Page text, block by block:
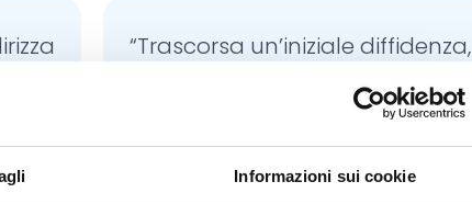
Informazioni sui cookie
di
“Trascorsa un’iniziale diffidenza,
ma con la curiosità di scoprire
novità che mi servano da
stimolo per la mia attività
professionale, riconosco che